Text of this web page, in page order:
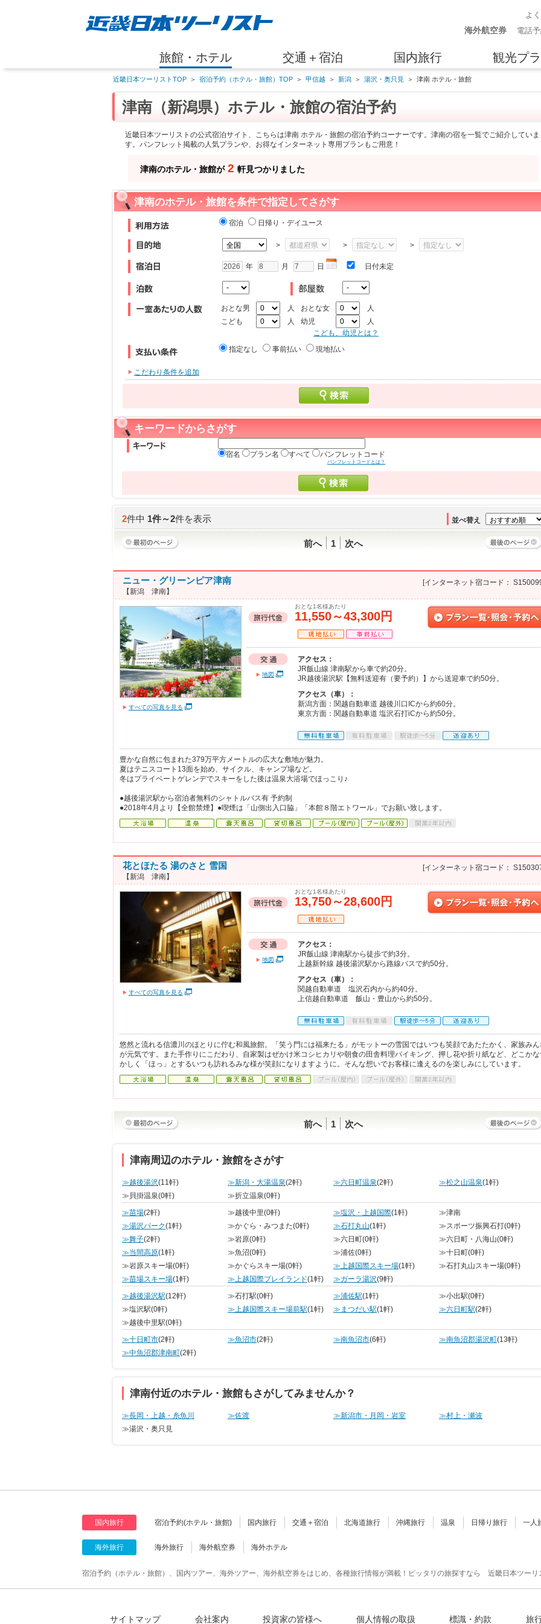
よ
海外航空券
電話
旅館・ホテル 交通＋宿泊 国内旅行 観光プ
近畿日本ツーリストTOP ＞ 宿泊予約（ホテル・旅館）TOP ＞ 甲信越 ＞ 新潟 ＞ 湯沢・奥只見 ＞ 津南 ホテル・旅館
津南（新潟県）ホテル・旅館の宿泊予約
近畿日本ツーリストの公式宿泊サイト、こちらは津南 ホテル・旅館の宿泊予約コーナーです。津南の宿を一覧でご紹介していま
す。パンフレット掲載の人気プランや、お得なインターネット専用プランもご用意！
津南のホテル・旅館が 2 軒見つかりました
津南のホテル・旅館を条件で指定してさがす
宿泊 日帰り・デイユース
> > >
年 月 日 日付未定
おとな男 人 おとな女
人
こども
人 幼児
人
こども、幼児とは？
指定なし
事前払い 現地払い
こだわり条件を追加
キーワードからさがす
宿名 プラン名 すべて パンフレットコード
パンフレットコードとは？
2件中1件～2件を表示 並べ替え
前へ 1 次へ
ニュー・グリーンピア津南
【新潟 津南】
[インターネット宿コード：
すべての写真を見る
おとな1名様あたり
11,550～43,300円
地図
アクセス：
JR飯山線 津南駅から車で約20分。
JR越後湯沢駅【無料送迎有（要予約）】から送迎車で約50分。
アクセス（車）：
新潟方面：関越自動車道 越後川口ICから約60分。
東京方面：関越自動車道 塩沢石打iCから約50分。
豊かな自然に包まれた379万平方メートルの広大な敷地が魅力。
夏はテニスコート13面を始め、サイクル、キャンプ場など。
冬はプライベートゲレンデでスキーをした後は温泉大浴場でほっこり♪
●越後湯沢駅から宿泊者無料のシャトルバス有 予約制
●2018年4月より【全館禁煙】●喫煙は「山側出入口脇」「本館８階エトワール」でお願い致します。
花とほたる 湯のさと 雪国
【新潟 津南】
[インターネット宿コード：
すべての写真を見る
おとな1名様あたり
13,750～28,600円
地図
アクセス：
JR飯山線 津南駅から徒歩で約3分。
上越新幹線 越後湯沢駅から路線バスで約50分。
アクセス（車）：
関越自動車道 塩沢石内から約40分。
上信越自動車道 飯山・豊山から約50分。
悠然と流れる信濃川のほとりに佇む和風旅館。「笑う門には福来たる」がモットーの雪国ではいつも笑顔であたたかく、家族みん
が元気です。また手作りにこだわり、自家製はぜかけ米コシヒカリや朝食の田舎料理バイキング、押し花や折り紙など、どこかな
かしく「ほっ」とするいつも訪れるみな様が笑顔になりますように。そんな想いでお客様に逢えるのを楽しみにしています。
前へ 1 次へ
津南周辺のホテル・旅館をさがす
≫越後湯沢(11軒) ≫新潟・大湯温泉(2軒) ≫六日町温泉(2軒) ≫松之山温泉(1軒)
≫貝掛温泉(0軒) ≫折立温泉(0軒)
≫苗場(2軒) ≫越後中里(0軒) ≫塩沢・上越国際(1軒)
≫津南
≫湯沢パーク(1軒) ≫かぐら・みつまた(0軒) ≫石打丸山(1軒) ≫スポーツ振興石打(0軒)
≫舞子(2軒) ≫岩原(0軒) ≫六日町(0軒) ≫六日町・八海山(0軒)
≫当間高原(1軒) ≫魚沼(0軒) ≫浦佐(0軒) ≫十日町(0軒)
≫岩原スキー場(0軒) ≫かぐらスキー場(0軒) ≫上越国際スキー場(1軒) ≫石打丸山スキー場(0軒)
≫苗場スキー場(1軒) ≫上越国際プレイランド(1軒) ≫ガーラ湯沢(9軒)
≫越後湯沢駅(12軒) ≫石打駅(0軒) ≫浦佐駅(1軒) ≫小出駅(0軒)
≫塩沢駅(0軒) ≫上越国際スキー場前駅(1軒) ≫まつだい駅(1軒) ≫六日町駅(2軒)
≫越後中里駅(0軒)
≫十日町市(2軒) ≫魚沼市(2軒) ≫南魚沼市(6軒) ≫南魚沼郡湯沢町(13軒)
≫中魚沼郡津南町(2軒)
津南付近のホテル・旅館もさがしてみませんか？
≫長岡・上越・糸魚川 ≫佐渡 ≫新潟市・月岡・岩室
≫村上・瀬波
≫湯沢・奥只見
国内旅行 宿泊予約(ホテル・旅館) 国内旅行 交通＋宿泊 北海道旅行 沖縄旅行 温泉 日帰り旅行 一人
海外旅行 海外旅行 海外航空券 海外ホテル
宿泊予約（ホテル・旅館）、国内ツアー、海外ツアー、海外航空券をはじめ、各種旅行情報が満載！ピッタリの旅探すなら 近畿日本ツーリ
サイトマップ 会社案内 投資家の皆様へ 個人情報の取扱 標識・約款 旅